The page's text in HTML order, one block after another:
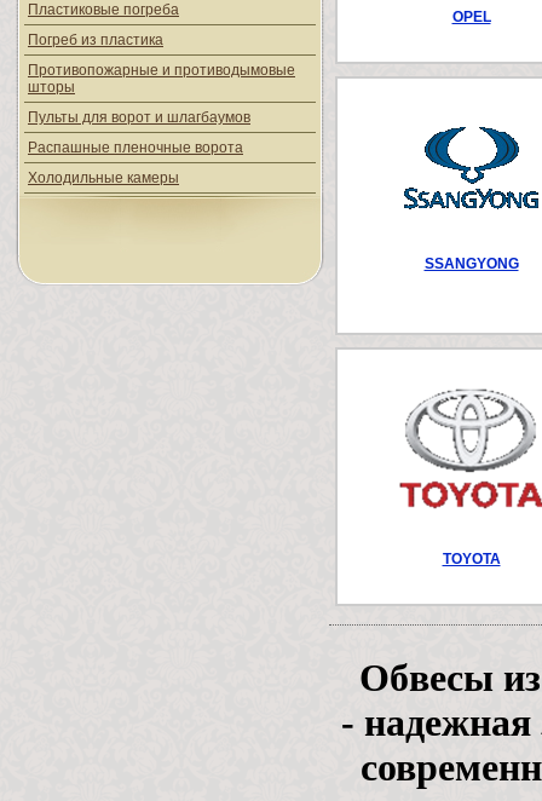
Пластиковые погреба
Погреб из пластика
Противопожарные и противодымовые
шторы
Пульты для ворот и шлагбаумов
Распашные пленочные ворота
Холодильные камеры
OPEL
SSANGYONG
TOYOTA
Обвесы
- надежная